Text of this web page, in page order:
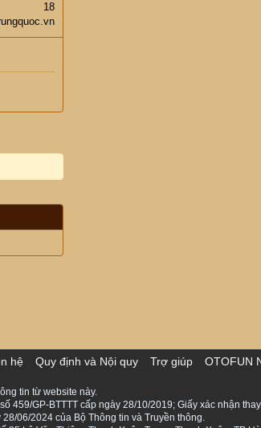
18
hệ Quy định và Nội quy Trợ giúp OTOFUN
tin từ website này.
459/GP-BTTTT cấp ngày 28/10/2019; Giấy xác nhận
06/2024 của Bộ Thông tin và Truyền thông.